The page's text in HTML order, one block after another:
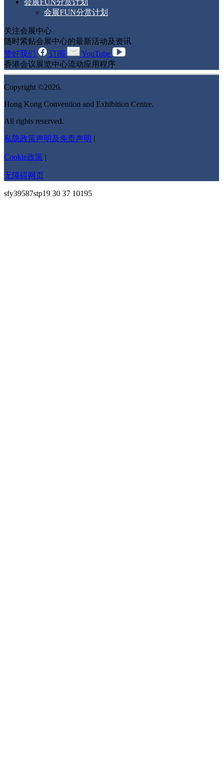
会展FUN分赏计划
会展FUN分赏计划
关注会展中心
随时紧贴会展中心的最新活动及资讯
赞好我们
订阅
YouTube
香港会议展览中心流动应用程序
Copyright ©2026.
Hong Kong Convention and Exhibition Centre.
All rights reserved.
私隐政策声明及免责声明 |
Cookie政策 |
无障碍网页
sfy39587stp19 30 37 10195